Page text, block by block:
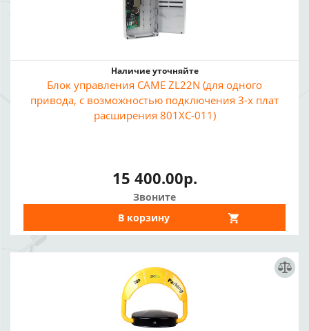
Наличие уточняйте
Блок управления CAME ZL22N (для одного
привода, с возможностью подключения 3-х плат
расширения 801XC-011)
15 400.00р.
Звоните
В корзину